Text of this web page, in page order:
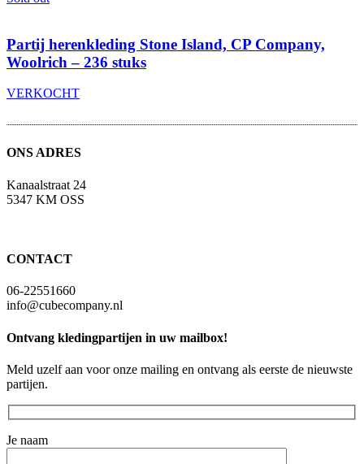
Partij herenkleding Stone Island, CP Company,
Woolrich – 236 stuks
VERKOCHT
ONS ADRES
Kanaalstraat 24
5347 KM OSS
CONTACT
06-22551660
info@cubecompany.nl
Ontvang kledingpartijen in uw mailbox!
Meld uzelf aan voor onze mailing en ontvang als eerste de nieuwste
partijen.
Je naam